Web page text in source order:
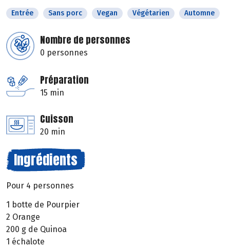
Entrée Sans porc Vegan Végétarien Automne
Nombre de personnes
0 personnes
Préparation
15 min
Cuisson
20 min
Ingrédients
Pour 4 personnes
1 botte de Pourpier
2 Orange
200 g de Quinoa
1 échalote